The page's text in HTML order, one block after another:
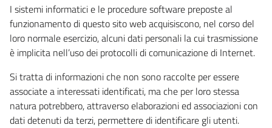
I sistemi informatici e le procedure software preposte al
funzionamento di questo sito web acquisiscono, nel corso del
loro normale esercizio, alcuni dati personali la cui trasmissione
è implicita nell’uso dei protocolli di comunicazione di Internet.
Si tratta di informazioni che non sono raccolte per essere
associate a interessati identificati, ma che per loro stessa
natura potrebbero, attraverso elaborazioni ed associazioni con
dati detenuti da terzi, permettere di identificare gli utenti.